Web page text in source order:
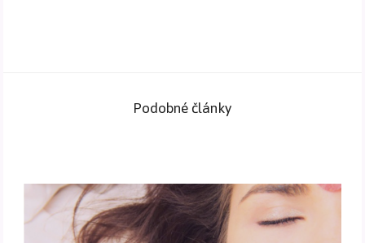
Podobné články